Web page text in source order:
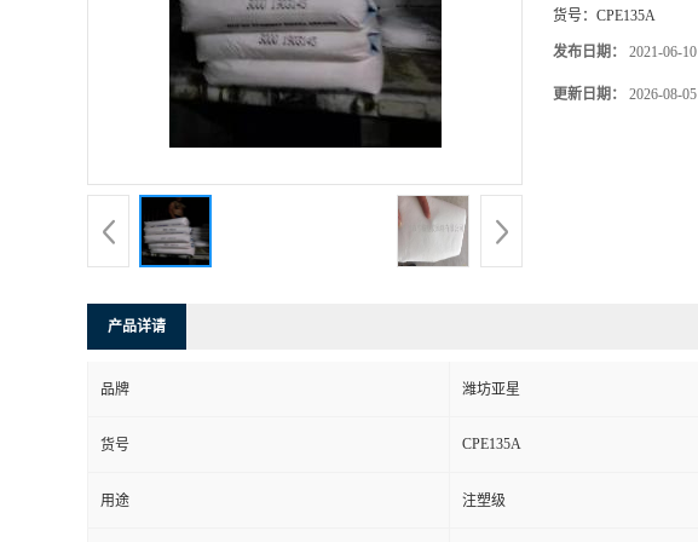
货号： CPE135A
发布日期： 2021-06-10
更新日期： 2026-08-05
产品详请
品牌 潍坊亚星
货号 CPE135A
用途 注塑级